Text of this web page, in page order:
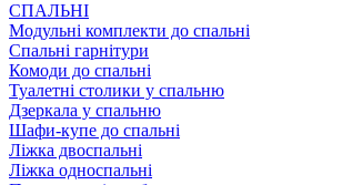
СПАЛЬНІ
Модульні комплекти до спальні
Спальні гарнітури
Комоди до спальні
Туалетні столики у спальню
Дзеркала у спальню
Шафи-купе до спальні
Ліжка двоспальні
Ліжка односпальні